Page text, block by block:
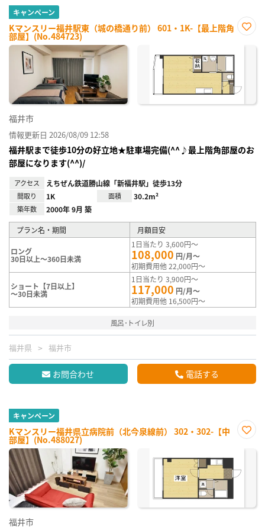
キャンペーン
Kマンスリー福井駅東（城の橋通り前） 601・1K-【最上階角
部屋】(No.484723)
に入
福井市
情報更新日 2026/08/09 12:58
福井駅まで徒歩10分の好立地★駐車場完備(^^♪最上階角部屋のお
部屋になります(^^)/
アクセス えちぜん鉄道勝山線「新福井駅」徒歩13分
間取り 1K 面積 30.2m²
築年数 2000年 9月 築
プラン名・期間 月額目安
ロング
30日以上～360日未満
1日当たり 3,600円～
108,000 円/月～
初期費用他 22,000円～
ショート【7日以上】
～30日未満
1日当たり 3,900円～
117,000 円/月～
初期費用他 16,500円～
風呂･トイレ別
福井県 福井市
お問合わせ 電話する
キャンペーン
Kマンスリー福井県立病院前（北今泉線前） 302・302-【中
部屋】(No.488027)
に入
録
福井市